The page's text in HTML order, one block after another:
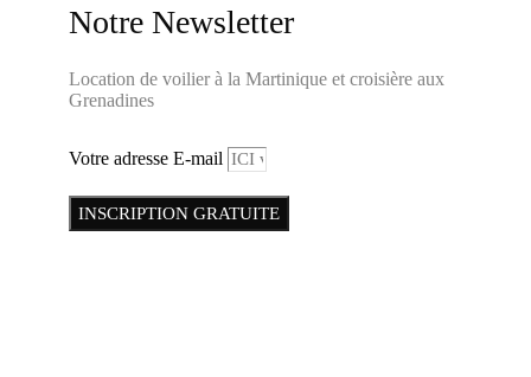
Notre Newsletter
Location de voilier à la Martinique et croisière aux
Grenadines
Votre adresse E-mail
INSCRIPTION GRATUITE